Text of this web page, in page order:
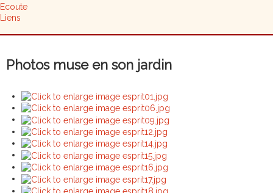
Ecoute
Liens
Photos muse en son jardin